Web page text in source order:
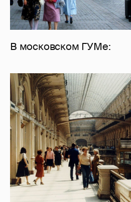
В московском ГУМе: